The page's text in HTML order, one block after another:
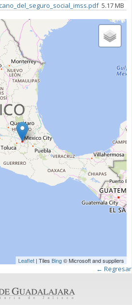
5.17 MB
Leaflet | Tiles Bing© Microsoft and suppliers
← Regresar